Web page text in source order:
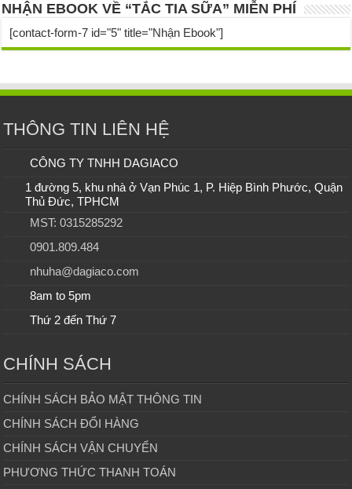
NHẬN EBOOK VỀ “TẮC TIA SỮA” MIỄN PHÍ
[contact-form-7 id="5" title="Nhận Ebook"]
THÔNG TIN LIÊN HỆ
CÔNG TY TNHH DAGIACO
1 đường 5, khu nhà ở Vạn Phúc 1, P. Hiệp Bình Phước, Quận
Thủ Đức, TPHCM
MST: 0315285292
0901.809.484
nhuha@dagiaco.com
8am to 5pm
Thứ 2 đến Thứ 7
CHÍNH SÁCH
CHÍNH SÁCH BẢO MẬT THÔNG TIN
CHÍNH SÁCH ĐỔI HÀNG
CHÍNH SÁCH VẬN CHUYỂN
PHƯƠNG THỨC THANH TOÁN